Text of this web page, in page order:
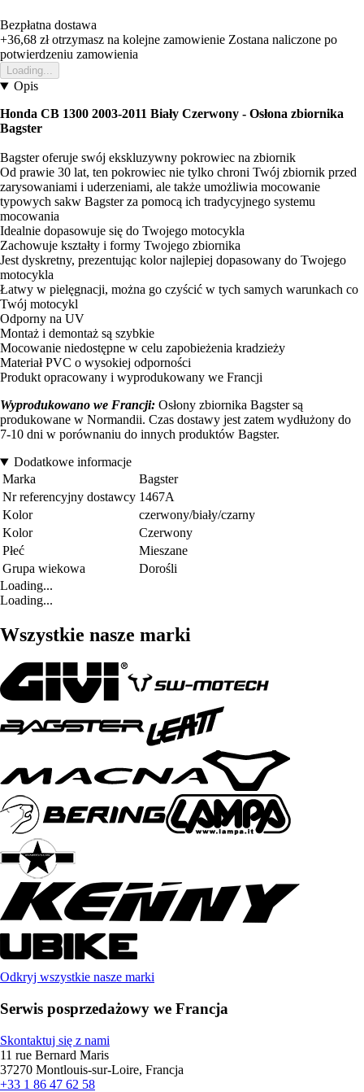
Bezpłatna dostawa
+36,68 złotrzymasz na kolejne zamowienie Zostana naliczone po
potwierdzeniu zamowienia
Loading...
Opis
Honda CB 1300 2003-2011 Biały Czerwony - Osłona zbiornika
Bagster
Bagster oferuje swój ekskluzywny pokrowiec na zbiornik
Od prawie 30 lat, ten pokrowiec nie tylko chroni Twój zbiornik przed
zarysowaniami i uderzeniami, ale także umożliwia mocowanie
typowych sakw Bagster za pomocą ich tradycyjnego systemu
mocowania
Idealnie dopasowuje się do Twojego motocykla
Zachowuje kształty i formy Twojego zbiornika
Jest dyskretny, prezentując kolor najlepiej dopasowany do Twojego
motocykla
Łatwy w pielęgnacji, można go czyścić w tych samych warunkach co
Twój motocykl
Odporny na UV
Montaż i demontaż są szybkie
Mocowanie niedostępne w celu zapobieżenia kradzieży
Materiał PVC o wysokiej odporności
Produkt opracowany i wyprodukowany we Francji
Wyprodukowano we Francji: Osłony zbiornika Bagster są
produkowane w Normandii. Czas dostawy jest zatem wydłużony do
7-10 dni w porównaniu do innych produktów Bagster.
Dodatkowe informacje
Marka
Bagster
Nr referencyjny dostawcy 1467A
Kolor
czerwony/biały/czarny
Kolor
Czerwony
Płeć
Mieszane
Grupa wiekowa
Dorośli
Loading...
Loading...
Wszystkie nasze marki
Odkryj wszystkie nasze marki
Serwis posprzedażowy we Francja
Skontaktuj się z nami
11 rue Bernard Maris
37270 Montlouis-sur-Loire, Francja
+33 1 86 47 62 58